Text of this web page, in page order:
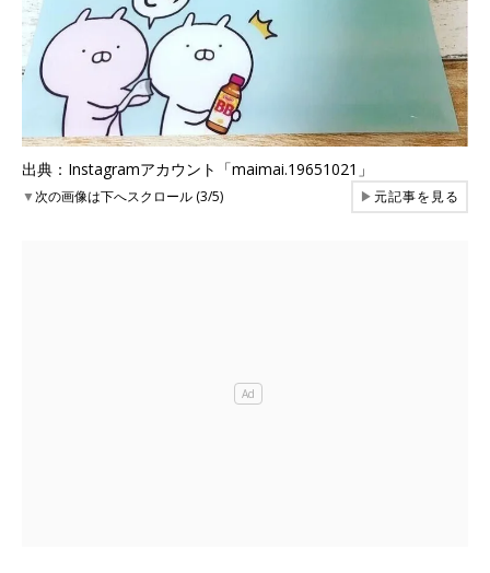
出典：Instagramアカウント「maimai.19651021」
▼次の画像は下へスクロール (3/5) ▶元記事を見る